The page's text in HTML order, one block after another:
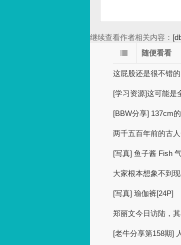
继续查看作者相关内容：
随便看看
这屁股还是很不错
[学习资源]这可能是
[BBW分享] 137cm
两千五百年前的古
[写真] 鱼子酱 Fish
大家根本想象不到
[写真] 瑜伽裤[24P]
郑丽文今日访陆，
[老牛分享第158期]